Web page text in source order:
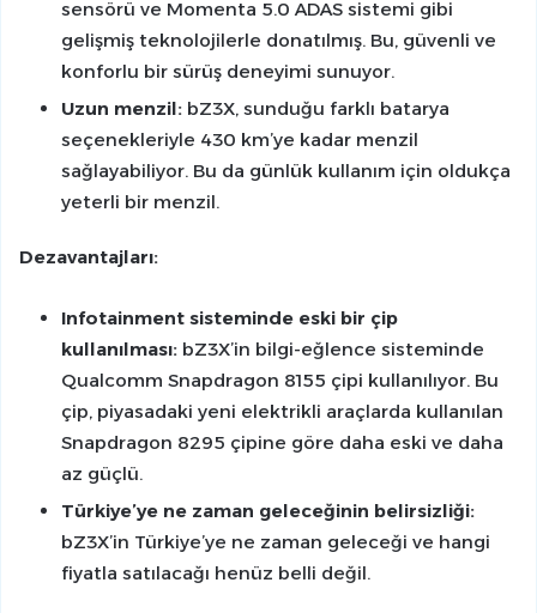
sensörü ve Momenta 5.0 ADAS sistemi gibi
gelişmiş teknolojilerle donatılmış. Bu, güvenli ve
konforlu bir sürüş deneyimi sunuyor.
Uzun menzil: bZ3X, sunduğu farklı batarya
seçenekleriyle 430 km’ye kadar menzil
sağlayabiliyor. Bu da günlük kullanım için oldukça
yeterli bir menzil.
Dezavantajları:
Infotainment sisteminde eski bir çip
kullanılması: bZ3X’in bilgi-eğlence sisteminde
Qualcomm Snapdragon 8155 çipi kullanılıyor. Bu
çip, piyasadaki yeni elektrikli araçlarda kullanılan
Snapdragon 8295 çipine göre daha eski ve daha
az güçlü.
Türkiye’ye ne zaman geleceğinin belirsizliği:
bZ3X’in Türkiye’ye ne zaman geleceği ve hangi
fiyatla satılacağı henüz belli değil.